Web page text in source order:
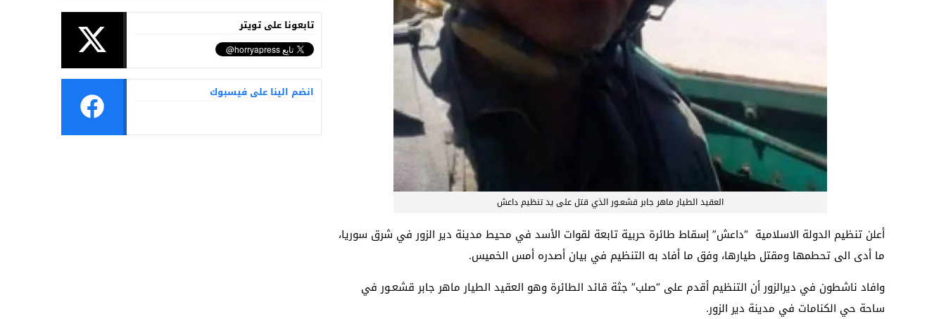
العقيد الطيار ماهر جابر قشعـور الذي قتل على يد تنظيم داعش
أعلن تنظيم الدولة الاسلامية “داعش” إسقاط طائرة حربية تابعة لقوات الأسد في محيط مدينة دير الزور في شرق سوريا،
ما أدى الى تحطمها ومقتل طيارها، وفق ما أفاد به التنظيم في بيان أصدره أمس الخميس.
وافاد ناشطون في ديرالزور أن التنظيم أقدم على “صلب” جثة قائد الطائرة وهو العقيد الطيار ماهر جابر قشعـور في
ساحة حي الكنامات في مدينة دير الزور.
انضم الينا على فيسبوك
تابعونا على تويتر